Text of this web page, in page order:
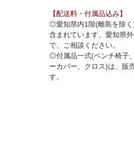
【配送料・付属品込み】
◎愛知県内1階(離島を除
含まれています。愛知県
で、ご相談ください。
◎付属品一式(ベンチ椅子
ーカバー、クロス)は、販
す。